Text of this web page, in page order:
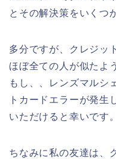
とその解決策をいくつ
多分ですが、クレジッ
ほぼ全ての人が似たよ
もし、、レンズマルシ
トカードエラーが発生
いただけると幸いです。
ちなみに私の友達は、